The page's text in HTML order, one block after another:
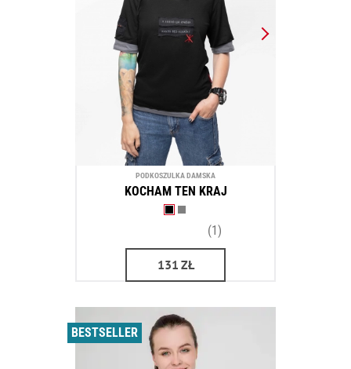
PODKOSZULKA DAMSKA
KOCHAM TEN KRAJ
(1)
131 ZŁ
BESTSELLER